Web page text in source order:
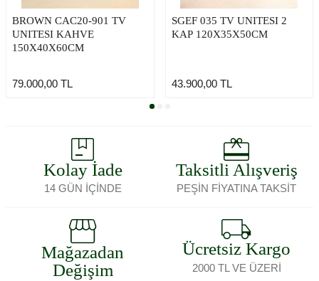
BROWN CAC20-901 TV
UNITESI KAHVE
150X40X60CM
79.000,00 TL
SGEF 035 TV UNITESI 2
KAP 120X35X50CM
43.900,00TL
Kolay İade
14 GÜN İÇİNDE
Taksitli Alışveriş
PEŞİN FİYATINA TAKSİT
Mağazadan
Değişim
Ücretsiz Kargo
2000 TL VE ÜZERİ